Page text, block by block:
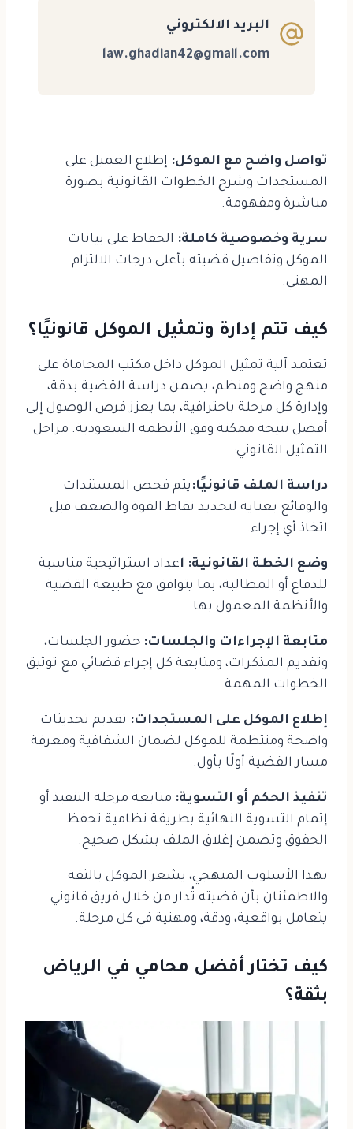
البريد الالكتروني
law.ghadian42@gmail.com
تواصل واضح مع الموكل: إطلاع العميل على
المستجدات وشرح الخطوات القانونية بصورة
مباشرة ومفهومة.
سرية وخصوصية كاملة: الحفاظ على بيانات
الموكل وتفاصيل قضيته بأعلى درجات الالتزام
المهني.
كيف تتم إدارة وتمثيل الموكل قانونيًا؟
تعتمد آلية تمثيل الموكل داخل مكتب المحاماة على
منهج واضح ومنظم، يضمن دراسة القضية بدقة،
وإدارة كل مرحلة باحترافية، بما يعزز فرص الوصول إلى
أفضل نتيجة ممكنة وفق الأنظمة السعودية. مراحل
التمثيل القانوني:
دراسة الملف قانونيًا: يتم فحص المستندات
والوقائع بعناية لتحديد نقاط القوة والضعف قبل
اتخاذ أي إجراء.
وضع الخطة القانونية: اعداد استراتيجية مناسبة
للدفاع أو المطالبة، بما يتوافق مع طبيعة القضية
والأنظمة المعمول بها.
متابعة الإجراءات والجلسات: حضور الجلسات،
وتقديم المذكرات، ومتابعة كل إجراء قضائي مع توثيق
الخطوات المهمة.
إطلاع الموكل على المستجدات: تقديم تحديثات
واضحة ومنتظمة للموكل لضمان الشفافية ومعرفة
مسار القضية أولًا بأول.
تنفيذ الحكم أو التسوية: متابعة مرحلة التنفيذ أو
إتمام التسوية النهائية بطريقة نظامية تحفظ
الحقوق وتضمن إغلاق الملف بشكل صحيح.
بهذا الأسلوب المنهجي، يشعر الموكل بالثقة
والاطمئنان بأن قضيته تُدار من خلال فريق قانوني
يتعامل بواقعية، ودقة، ومهنية في كل مرحلة.
كيف تختار أفضل محامي في الرياض
بثقة؟